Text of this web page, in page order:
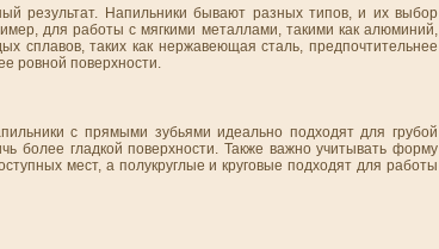
результат. Напильники бывают разных типов, и их выбор
для работы с мягкими металлами, такими как алюминий,
сплавов, таких как нержавеющая сталь, предпочтительнее
ровной поверхности.
с прямыми зубьями идеально подходят для грубой
более гладкой поверхности. Также важно учитывать форму
мест, а полукруглые и круговые подходят для работы